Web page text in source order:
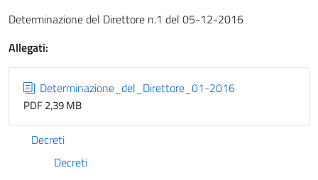
Determinazione del Direttore n.1 del 05-12-2016
Allegati:
Determinazione_del_Direttore_01-2016
PDF 2,39 MB
Decreti
Decreti